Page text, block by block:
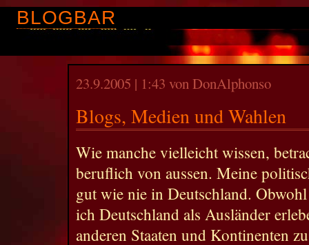
BLOGBAR
23.9.2005 | 1:43 von DonAlphonso
Blogs, Medien und Wahlen
Wie manche vielleicht wissen,
beruflich von aussen. Meine
gut wie nie in Deutschland.
ich Deutschland als Ausländer
anderen Staaten und Kontinenten